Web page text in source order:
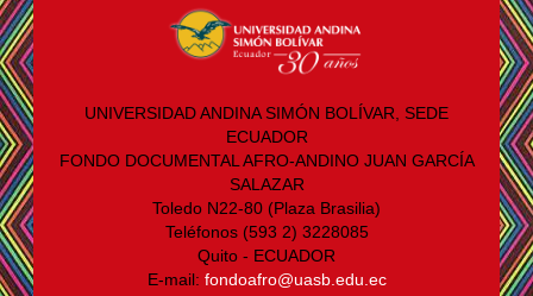
UNIVERSIDAD ANDINA SIMÓN BOLÍVAR, SEDE
ECUADOR
FONDO DOCUMENTAL AFRO-ANDINO JUAN GARCÍA
SALAZAR
Toledo N22-80 (Plaza Brasilia)
Teléfonos (593 2) 3228085
Quito - ECUADOR
E-mail: fondoafro@uasb.edu.ec